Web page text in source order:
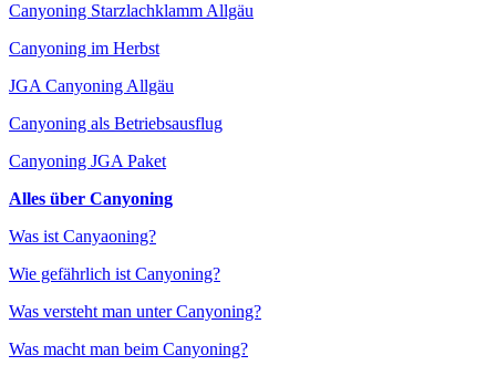
Canyoning Starzlachklamm Allgäu
Canyoning im Herbst
JGA Canyoning Allgäu
Canyoning als Betriebsausflug
Canyoning JGA Paket
Alles über Canyoning
Was ist Canyaoning?
Wie gefährlich ist Canyoning?
Was versteht man unter Canyoning?
Was macht man beim Canyoning?